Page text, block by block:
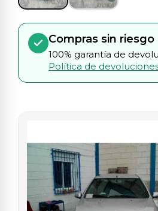
Compras sin riesgo
100% garantía de
Política de